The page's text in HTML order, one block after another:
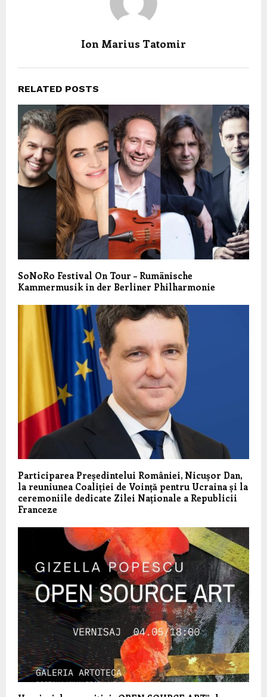
Ion Marius Tatomir
RELATED POSTS
SoNoRo Festival On Tour – Rumänische
Kammermusik in der Berliner Philharmonie
Participarea Președintelui României, Nicușor Dan,
la reuniunea Coaliției de Voință pentru Ucraina și la
ceremoniile dedicate Zilei Naționale a Republicii
Franceze